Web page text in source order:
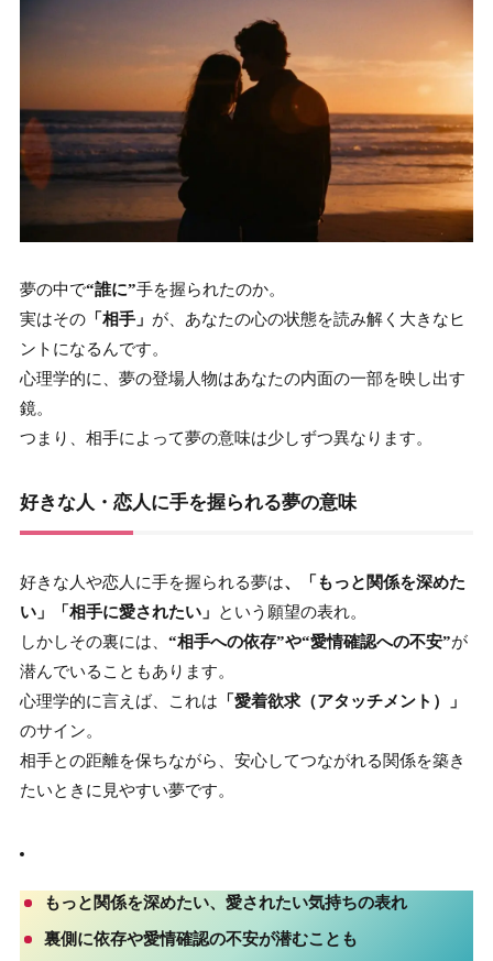
夢の中で“誰に”手を握られたのか。
実はその「相手」 が、あなたの心の状態を読み解く大きなヒ
ントになるんです。
心理学的に、夢の登場人物はあなたの内面の一部を映し出す
鏡。
つまり、相手によって夢の意味は少しずつ異なります。
好きな人・恋人に手を握られる夢の意味
好きな人や恋人に手を握られる夢は、「もっと関係を深めた
い」「相手に愛されたい」
という願望の表れ。
しかしその裏には、 “相手への依存”や“愛情確認への不安”が
潜んでいることもあります。
心理学的に言えば、これは 「愛着欲求（アタッチメント）」
のサイン。
相手との距離を保ちながら、安心してつながれる関係を築き
たいときに見やすい夢です。
もっと関係を深めたい、愛されたい気持ちの表れ
裏側に依存や愛情確認の不安が潜むことも